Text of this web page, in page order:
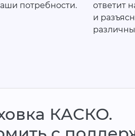
потребности.
ответит
и
КАСКО.